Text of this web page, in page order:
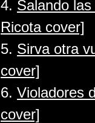
4. Salando
Ricota cover]
5. Sirva otra
cover]
6. Violadores
cover]